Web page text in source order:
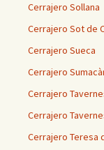
Cerrajero Sollana
Cerrajero Sot de
Cerrajero Sueca
Cerrajero
Cerrajero
Cerrajero
Cerrajero Teresa